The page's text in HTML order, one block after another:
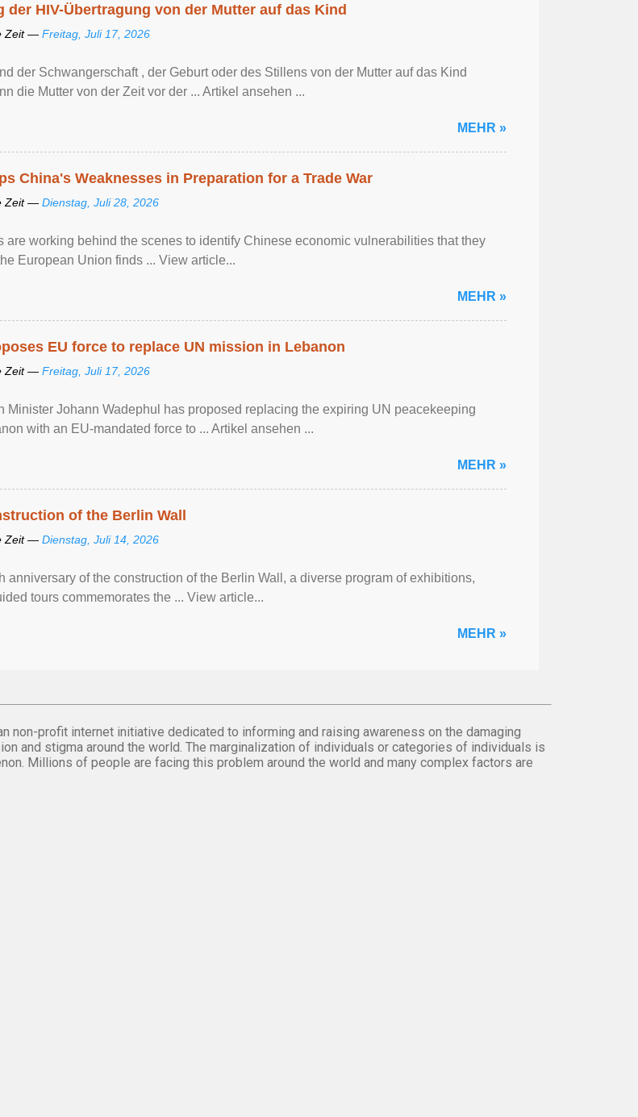
der HIV-Übertragung von der Mutter auf das Kind
Zeit — Freitag, Juli 17, 2026
der Schwangerschaft , der Geburt oder des Stillens von der Mutter auf das Kind
die Mutter von der Zeit vor der ... Artikel ansehen ...
MEHR »
China's Weaknesses in Preparation for a Trade War
Zeit — Dienstag, Juli 28, 2026
are working behind the scenes to identify Chinese economic vulnerabilities that they
European Union finds ... View article...
MEHR »
EU force to replace UN mission in Lebanon
Zeit — Freitag, Juli 17, 2026
Minister Johann Wadephul has proposed replacing the expiring UN peacekeeping
with an EU-mandated force ‌to ... Artikel ansehen ...
MEHR »
of the Berlin Wall
Zeit — Dienstag, Juli 14, 2026
anniversary of the construction of the Berlin Wall, a diverse program of exhibitions,
tours commemorates the ... View article...
MEHR »
non-profit internet initiative dedicated to informing and raising awareness on the damaging
and stigma around the world. The marginalization of individuals or categories of individuals is
Millions of people are facing this problem around the world and many complex factors are